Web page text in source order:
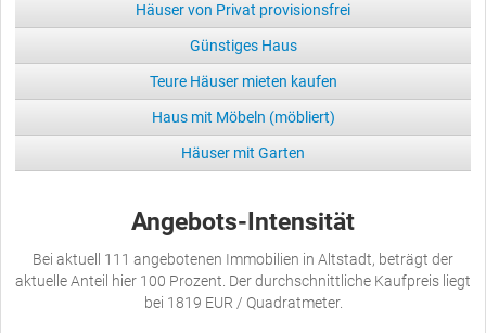
Häuser von Privat provisionsfrei
Günstiges Haus
Teure Häuser mieten kaufen
Haus mit Möbeln (möbliert)
Häuser mit Garten
Angebots-Intensität
Bei aktuell 111 angebotenen Immobilien in Altstadt, beträgt der
aktuelle Anteil hier 100 Prozent. Der durchschnittliche Kaufpreis liegt
bei 1819 EUR / Quadratmeter.